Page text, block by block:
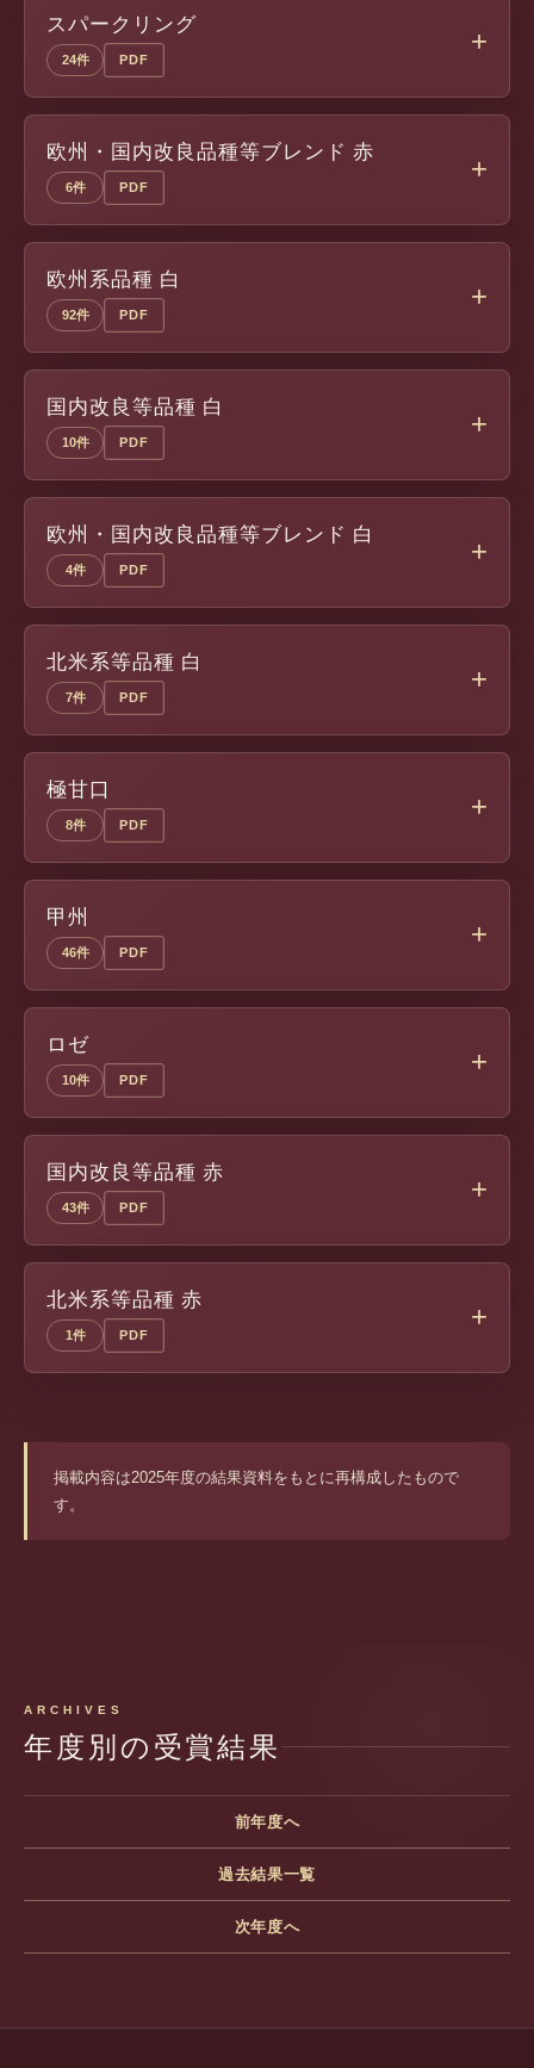
スパークリング
24件 PDF
欧州・国内改良品種等ブレンド 赤
6件 PDF
欧州系品種 白
92件 PDF
国内改良等品種 白
10件 PDF
欧州・国内改良品種等ブレンド 白
4件 PDF
北米系等品種 白
7件 PDF
極甘口
8件 PDF
甲州
46件 PDF
ロゼ
10件 PDF
国内改良等品種 赤
43件 PDF
北米系等品種 赤
1件 PDF
掲載内容は2025年度の結果資料をもとに再構成したもので
す。
ARCHIVES
年度別の受賞結果
前年度へ
過去結果一覧
次年度へ